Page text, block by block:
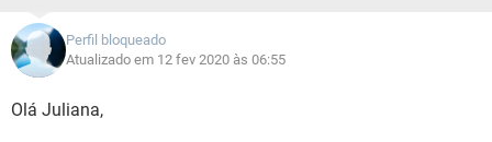
Perfil bloqueado
Atualizado em 12 fev 2020 às 06:55
Olá Juliana,